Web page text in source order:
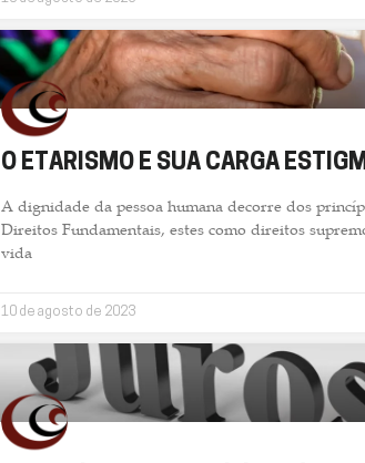
O ETARISMO E SUA CARGA
A dignidade da pessoa humana decorre dos
Direitos Fundamentais, estes como direitos
vida
10 de agosto de 2023